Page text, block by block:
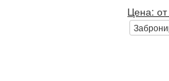
Цена: